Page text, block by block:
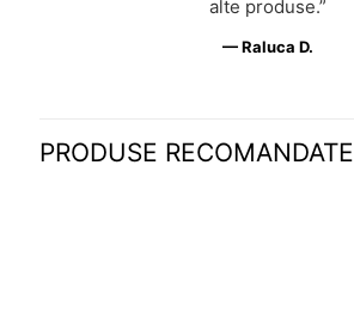
alte produse.”
— Raluca D.
PRODUSE RECOMANDATE